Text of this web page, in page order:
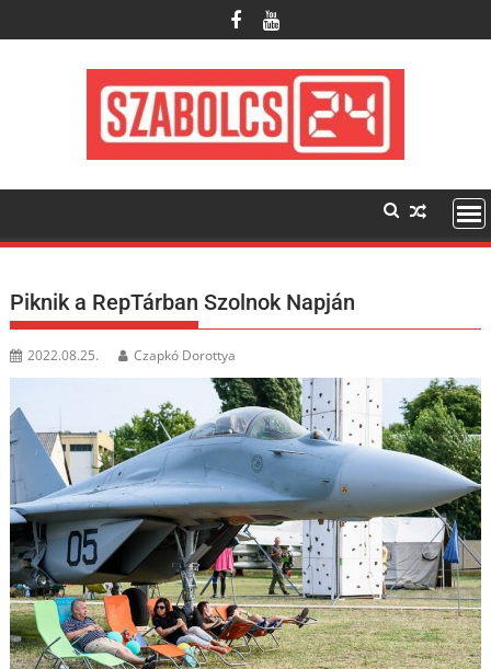
to
Piknik a RepTárban Szolnok Napján
2022.08.25. Czapkó Dorottya